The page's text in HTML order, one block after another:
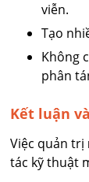
viễn.
Tạo
Không
phân
Kết luận
Việc quản trị
tác kỹ thuật